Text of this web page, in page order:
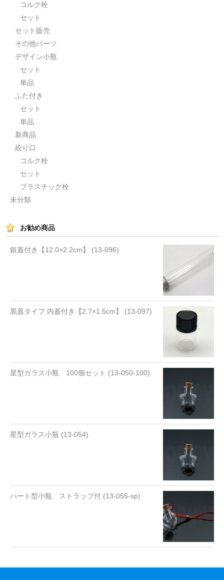
コルク栓
セット
セット販売
その他パーツ
デザイン小瓶
セット
単品
ふた付き
セット
単品
新商品
絞り口
コルク栓
セット
プラスチック栓
未分類
お勧め商品
銀蓋付き【12.0×2.2cm】 (13-096)
黒蓋タイプ 内蓋付き【2.7×1.5cm】 (13-097)
星型ガラス小瓶 100個セット (13-050-100)
星型ガラス小瓶 (13-054)
ハート型小瓶 ストラップ付 (13-055-sp)